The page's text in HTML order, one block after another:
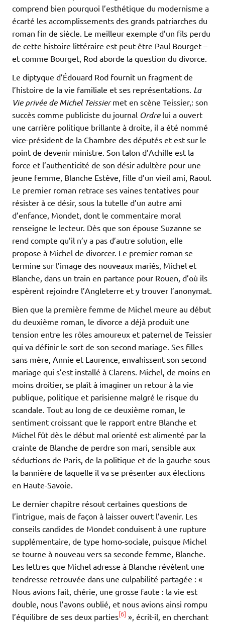
comprend bien pourquoi l’esthétique du modernisme a
écarté les accomplissements des grands patriarches du
roman fin de siècle. Le meilleur exemple d’un fils perdu
de cette histoire littéraire est peut-être Paul Bourget –
et comme Bourget, Rod aborde la question du divorce.
Le diptyque d’Édouard Rod fournit un fragment de
l’histoire de la vie familiale et ses représentations. La
Vie privée de Michel Teissiermet en scène Teissier,: son
succès comme publiciste du journal Ordrelui a ouvert
une carrière politique brillante à droite, il a été nommé
vice-président de la Chambre des députés et est sur le
point de devenir ministre. Son talon d’Achille est la
force et l’authenticité de son désir adultère pour une
jeune femme, Blanche Estève, fille d’un vieil ami, Raoul.
Le premier roman retrace ses vaines tentatives pour
résister à ce désir, sous la tutelle d’un autre ami
d’enfance, Mondet, dont le commentaire moral
renseigne le lecteur. Dès que son épouse Suzanne se
rend compte qu’il n’y a pas d’autre solution, elle
propose à Michel de divorcer. Le premier roman se
termine sur l’image des nouveaux mariés, Michel et
Blanche, dans un train en partance pour Rouen, d’où ils
espèrent rejoindre l’Angleterre et y trouver l’anonymat.
Bien que la première femme de Michel meure au début
du deuxième roman, le divorce a déjà produit une
tension entre les rôles amoureux et paternel de Teissier
qui va définir le sort de son second mariage. Ses filles
sans mère, Annie et Laurence, envahissent son second
mariage qui s’est installé à Clarens. Michel, de moins en
moins droitier, se plaît à imaginer un retour à la vie
publique, politique et parisienne malgré le risque du
scandale. Tout au long de ce deuxième roman, le
sentiment croissant que le rapport entre Blanche et
Michel fût dès le début mal orienté est alimenté par la
crainte de Blanche de perdre son mari, sensible aux
séductions de Paris, de la politique et de la gauche sous
la bannière de laquelle il va se présenter aux élections
en Haute-Savoie.
Le dernier chapitre résout certaines questions de
l’intrigue, mais de façon à laisser ouvert l’avenir. Les
conseils candides de Mondet conduisent à une rupture
supplémentaire, de type homo-sociale, puisque Michel
se tourne à nouveau vers sa seconde femme, Blanche.
Les lettres que Michel adresse à Blanche révèlent une
tendresse retrouvée dans une culpabilité partagée : «
Nous avions fait, chérie, une grosse faute : la vie est
double, nous l’avons oublié, et nous avions ainsi rompu
l’équilibre de ses deux parties[6] », écrit-il, en cherchant